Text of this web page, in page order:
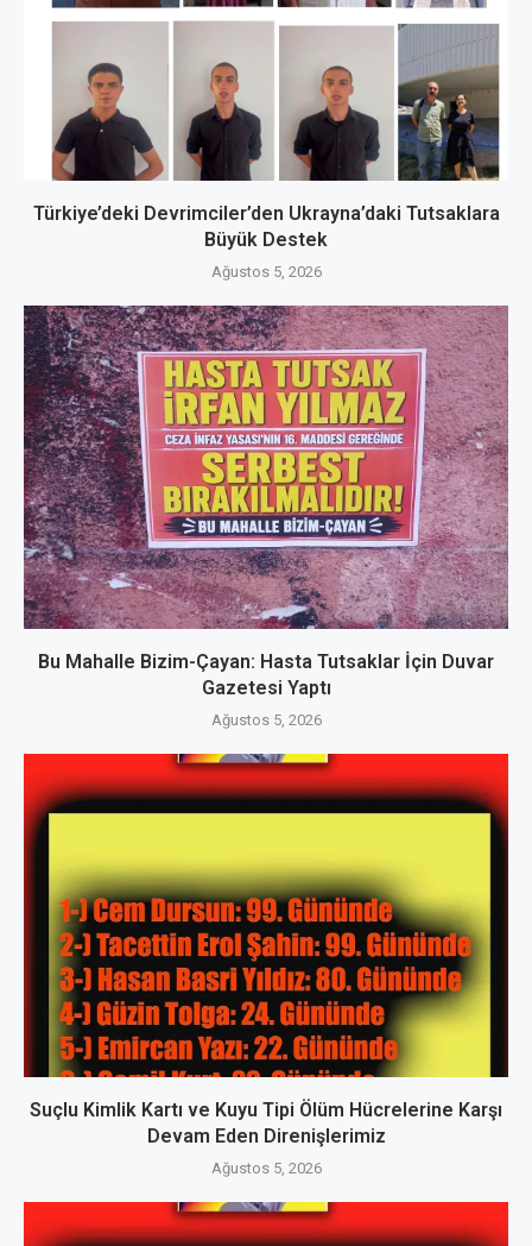
Türkiye’deki Devrimciler’den Ukrayna’daki Tutsaklara
Büyük Destek
Ağustos 5, 2026
Bu Mahalle Bizim-Çayan: Hasta Tutsaklar İçin Duvar
Gazetesi Yaptı
Ağustos 5, 2026
Suçlu Kimlik Kartı ve Kuyu Tipi Ölüm Hücrelerine Karşı
Devam Eden Direnişlerimiz
Ağustos 5, 2026